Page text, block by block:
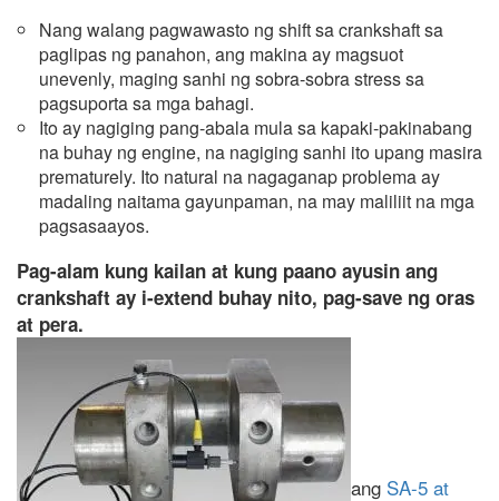
Nang walang pagwawasto ng shift sa crankshaft sa
paglipas ng panahon, ang makina ay magsuot
unevenly, maging sanhi ng sobra-sobra stress sa
pagsuporta sa mga bahagi.
Ito ay nagiging pang-abala mula sa kapaki-pakinabang
na buhay ng engine, na nagiging sanhi ito upang masira
prematurely. Ito natural na nagaganap problema ay
madaling naitama gayunpaman, na may maliliit na mga
pagsasaayos.
Pag-alam kung kailan at kung paano ayusin ang
crankshaft ay i-extend buhay nito, pag-save ng oras
at pera.
ang SA-5 at